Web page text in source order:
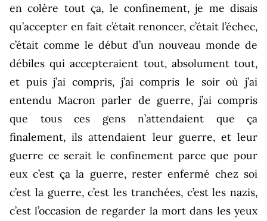
en colère tout ça, le confinement, je me disais
qu’accepter en fait c’était renoncer, c’était l’échec,
c’était comme le début d’un nouveau monde de
débiles qui accepteraient tout, absolument tout,
et puis j’ai compris, j’ai compris le soir où j’ai
entendu Macron parler de guerre, j’ai compris
que tous ces gens n’attendaient que ça
finalement, ils attendaient leur guerre, et leur
guerre ce serait le confinement parce que pour
eux c’est ça la guerre, rester enfermé chez soi
c’est la guerre, c’est les tranchées, c’est les nazis,
c’est l’occasion de regarder la mort dans les yeux